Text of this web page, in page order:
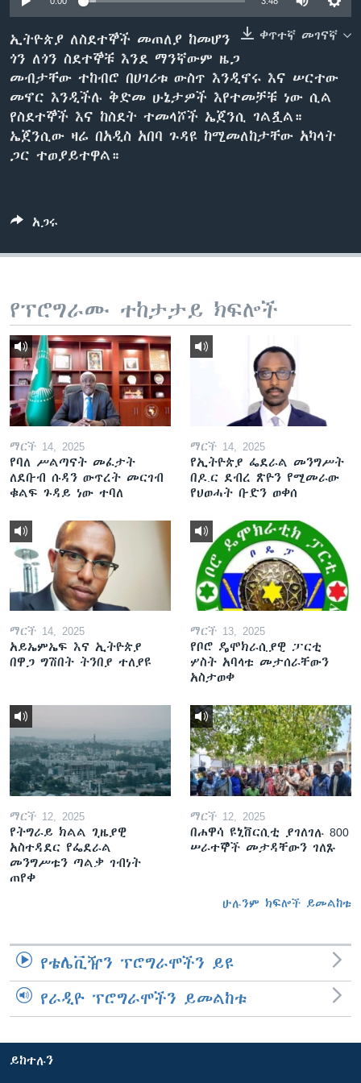
ቋንቋዎች
ቀጥተኛ መገናኛ
ኢትዮጵያ ለስደተኞች መጠለያ ከመሆን
ጎን ለጎን ስደተኞቹ እንደ ማንኛውም ዜጋ
መብታቸው ተከብሮ በሀገሪቱ ውስጥ እንዲኖሩ እና ሠርተው
መኖር እንዲችሉ ቅድመ ሁኔታዎች እየተመቻቹ ነው ሲል
የስደተኞች እና ከስደት ተመላሾች ኤጀንሲ ገልጿል።
ኤጀንሲው ዛሬ በአዲስ አበባ ጉዳዩ ከሚመለከታቸው አካላት
ጋር ተወያይተዋል።
አጋሩ
የፕሮግራሙ ተከታታይ ክፍሎች
ማርች 14, 2025
የባለ ሥልጣናት መፈታት
ለደቡብ ሱዳን ውጥረት መርገብ
ቁልፍ ጉዳይ ነው ተባለ
ማርች 14, 2025
የኢትዮጵያ ፌደራል መንግሥት
በዶ.ር ደብረ ጽዮን የሚመራው
የህወሓት ቡድን ወቀሰ
ማርች 14, 2025
አይኤምኤፍ እና ኢትዮጵያ
በዋጋ ግሽበት ትንበያ ተለያዩ
ማርች 13, 2025
የቦሮ ዴሞክራሲያዊ ፓርቲ
ሦስት አባላቱ መታሰራቸውን
አስታወቀ
ማርች 12, 2025
የትግራይ ክልል ጊዜያዊ
አስተዳደር የፌደራል
መንግሥቱን ጣልቃ ገብነት
ጠየቀ
ማርች 12, 2025
በሐዋሳ ዩኒቨርሲቲ ያገለገሉ 800
ሠራተኞች መታዳቸውን ገለጹ
ሁሉንም ክፍሎች ይመልከቱ
የቴሌቪዥን ፕሮግራሞችን ይዩ
የራዲዮ ፕሮግራሞችን ይመልከቱ
ይከተሉን